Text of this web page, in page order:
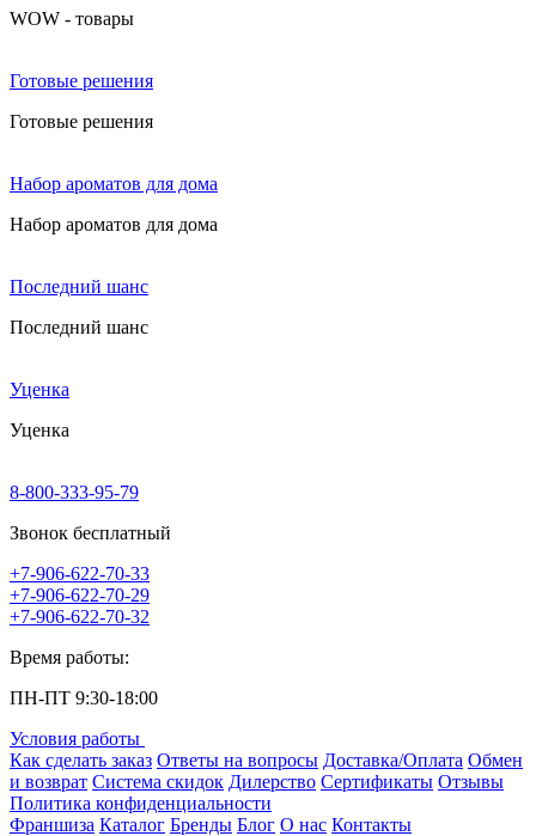
WOW - товары
Готовые решения
Готовые решения
Набор ароматов для дома
Набор ароматов для дома
Последний шанс
Последний шанс
Уценка
Уценка
8-800-333-95-79
Звонок бесплатный
+7-906-622-70-33
+7-906-622-70-29
+7-906-622-70-32
Время работы:
ПН-ПТ 9:30-18:00
Условия работы
Как сделать заказ Ответы на вопросы Доставка/Оплата Обмен
и возврат Система скидок Дилерство Сертификаты Отзывы
Политика конфиденциальности
Франшиза Каталог Бренды Блог О нас Контакты